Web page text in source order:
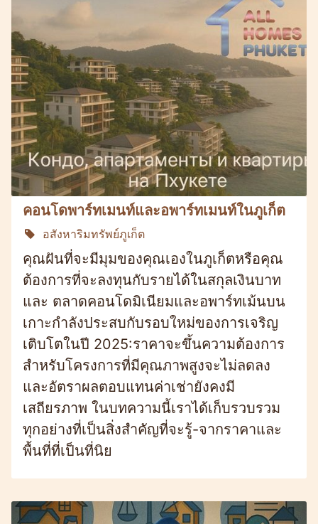
คอนโดพาร์ทเมนท์และอพาร์ทเมนท์ในภูเก็ต
อสังหาริมทรัพย์ภูเก็ต
คุณฝันที่จะมีมุมของคุณเองในภูเก็ตหรือคุณ
ต้องการที่จะลงทุนกับรายได้ในสกุลเงินบาท
และ ตลาดคอนโดมิเนียมและอพาร์ทเม้นบน
เกาะกำลังประสบกับรอบใหม่ของการเจริญ
เติบโตในปี 2025:ราคาจะขึ้นความต้องการ
สำหรับโครงการที่มีคุณภาพสูงจะไม่ลดลง
และอัตราผลตอบแทนค่าเช่ายังคงมี
เสถียรภาพ ในบทความนี้เราได้เก็บรวบรวม
ทุกอย่างที่เป็นสิ่งสำคัญที่จะรู้-จากราคาและ
พื้นที่ที่เป็นที่นิย